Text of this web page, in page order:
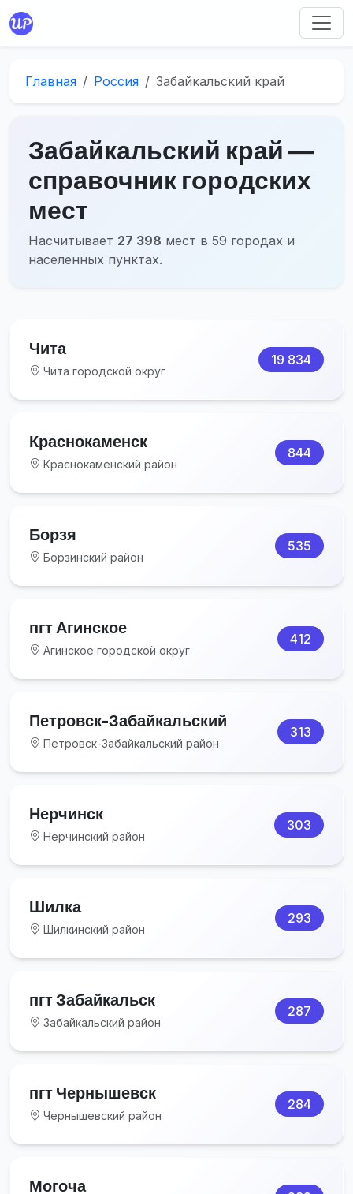
Главная Россия Забайкальский край
Забайкальский край ―
справочник городских
мест
Насчитывает 27 398 мест в 59 городах и
населенных пунктах.
Чита
Чита городской округ
19 834
Краснокаменск
Краснокаменский район
844
Борзя
Борзинский район
535
пгт Агинское
Агинское городской округ
412
Петровск-Забайкальский
Петровск-Забайкальский район
313
Нерчинск
Нерчинский район
303
Шилка
Шилкинский район
293
пгт Забайкальск
Забайкальский район
287
пгт Чернышевск
Чернышевский район
284
Могоча